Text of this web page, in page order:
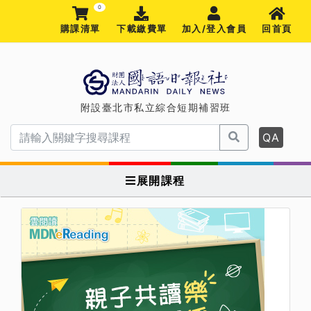
0
購課清單 下載繳費單 加入/登入會員 回首頁
附設臺北市私立綜合短期補習班
QA
展開課程